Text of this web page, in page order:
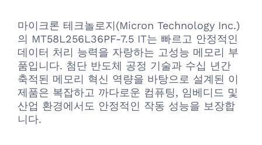
마이크론 테크놀로지(Micron Technology Inc.)
의 MT58L256L36PF-7.5 IT는 빠르고 안정적인
데이터 처리 능력을 자랑하는 고성능 메모리 부
품입니다. 첨단 반도체 공정 기술과 수십 년간
축적된 메모리 혁신 역량을 바탕으로 설계된 이
제품은 복잡하고 까다로운 컴퓨팅, 임베디드 및
산업 환경에서도 안정적인 작동 성능을 보장합
니다.